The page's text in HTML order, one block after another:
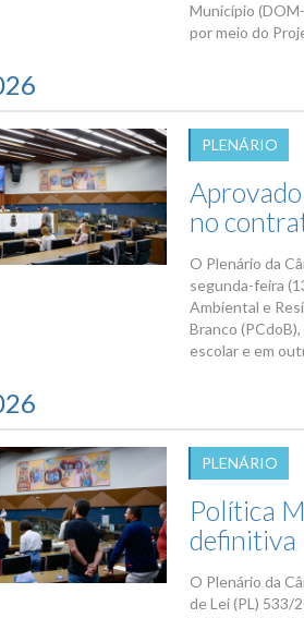
Município
por meio do
PLENÁRIO
no
O Plenário da
segunda-feira
Ambiental e
Branco
escolar e em
PLENÁRIO
Política
definitiva
O Plenário da
de Lei (PL) 533/